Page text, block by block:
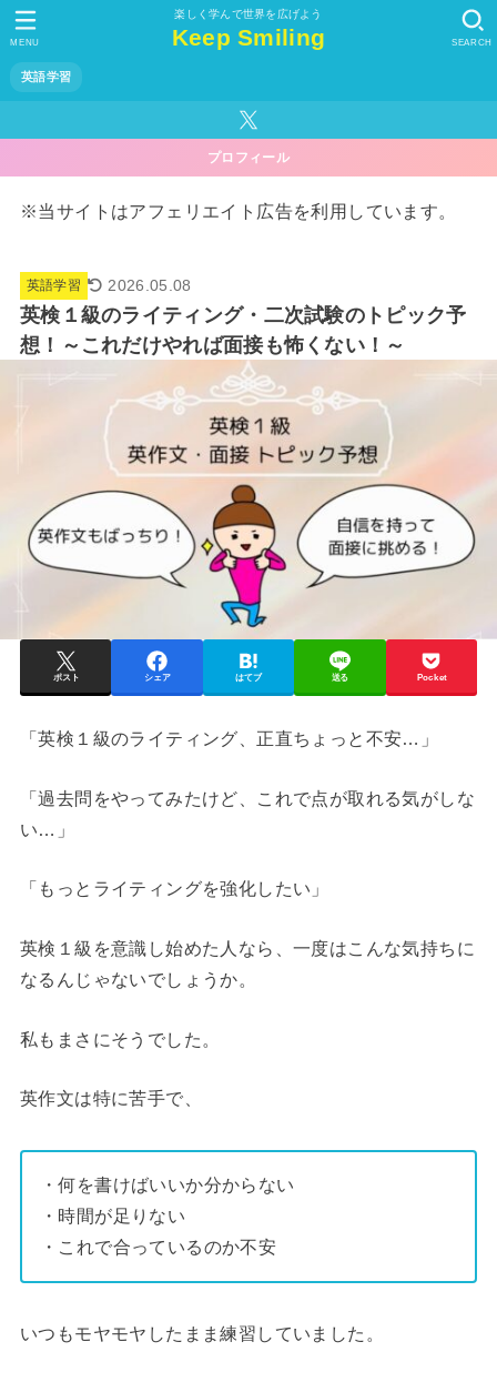
楽しく学んで世界を広げよう
Keep Smiling
英語学習
SEARCH
MENU
プロフィール
※当サイトはアフェリエイト広告を利用しています。
英語学習 2026.05.08
英検１級のライティング・二次試験のトピック予
想！～これだけやれば面接も怖くない！～
ポスト シェア はてブ 送る Pocket
「英検１級のライティング、正直ちょっと不安…」
「過去問をやってみたけど、これで点が取れる気がしな
い…」
「もっとライティングを強化したい」
英検１級を意識し始めた人なら、一度はこんな気持ちに
なるんじゃないでしょうか。
私もまさにそうでした。
英作文は特に苦手で、
・何を書けばいいか分からない
・時間が足りない
・これで合っているのか不安
いつもモヤモヤしたまま練習していました。